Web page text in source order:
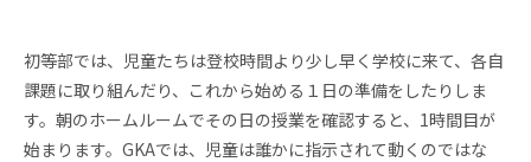
進路サポート
初等部では、児童たちは登校時間より少し早く学校に来て、各自
課題に取り組んだり、これから始める１日の準備をしたりしま
す。朝のホームルームでその日の授業を確認すると、1時間目が
始まります。GKAでは、児童は誰かに指示されて動くのではな